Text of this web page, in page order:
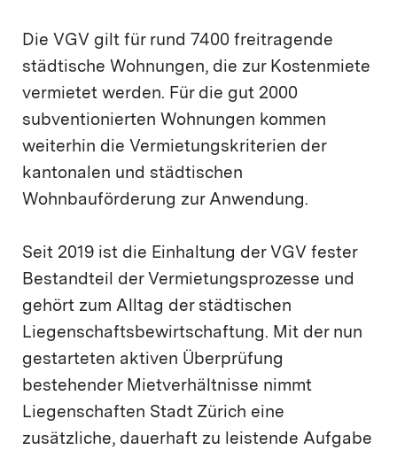
Die VGV gilt für rund 7400 freitragende
städtische Wohnungen, die zur Kostenmiete
vermietet werden. Für die gut 2000
subventionierten Wohnungen kommen
weiterhin die Vermietungskriterien der
kantonalen und städtischen
Wohnbauförderung zur Anwendung.
Seit 2019 ist die Einhaltung der VGV fester
Bestandteil der Vermietungsprozesse und
gehört zum Alltag der städtischen
Liegenschaftsbewirtschaftung. Mit der nun
gestarteten aktiven Überprüfung
bestehender Mietverhältnisse nimmt
Liegenschaften Stadt Zürich eine
zusätzliche, dauerhaft zu leistende Aufgabe